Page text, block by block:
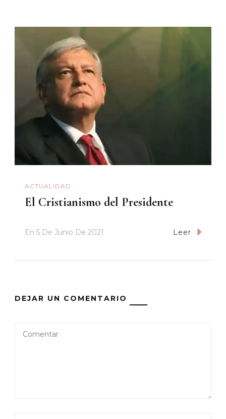
ACTUALIDAD
El Cristianismo del Presidente
En 5 De Junio De 2021 Leer
DEJAR UN COMENTARIO